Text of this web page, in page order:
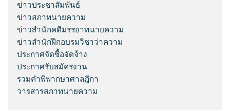
ข่าวประชาสัมพันธ์
ข่าวสภาทนายความ
ข่าวสำนักคดีมรรยาทนายความ
ข่าวสำนักฝึกอบรมวิชาว่าความ
ประกาศจัดซื้อจัดจ้าง
ประกาศรับสมัครงาน
รวมคำพิพากษาศาลฎีกา
วารสารสภาทนายความ